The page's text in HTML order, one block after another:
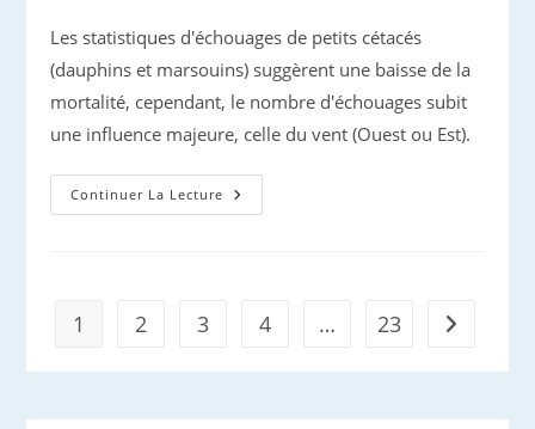
Les statistiques d'échouages de petits cétacés
(dauphins et marsouins) suggèrent une baisse de la
mortalité, cependant, le nombre d'échouages subit
une influence majeure, celle du vent (Ouest ou Est).
Continuer La Lecture Captures
De
1 2 3 4 … 23 Aller à la